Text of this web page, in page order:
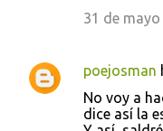
31 de
poejosman
No voy a
dice así la